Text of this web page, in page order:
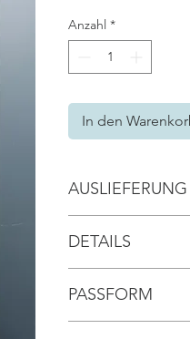
Anzahl *
In den
AUSLIEFERUNG
DETAILS
// Kragen,
Strickmuster
PASSFORM